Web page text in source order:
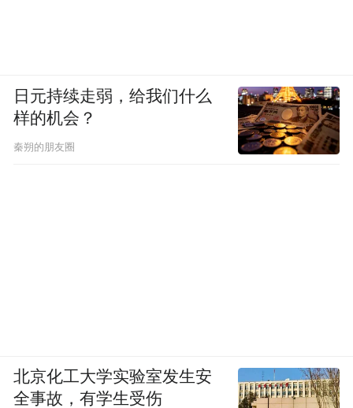
日元持续走弱，给我们什么
样的机会？
秦朔的朋友圈
北京化工大学实验室发生安
全事故，有学生受伤